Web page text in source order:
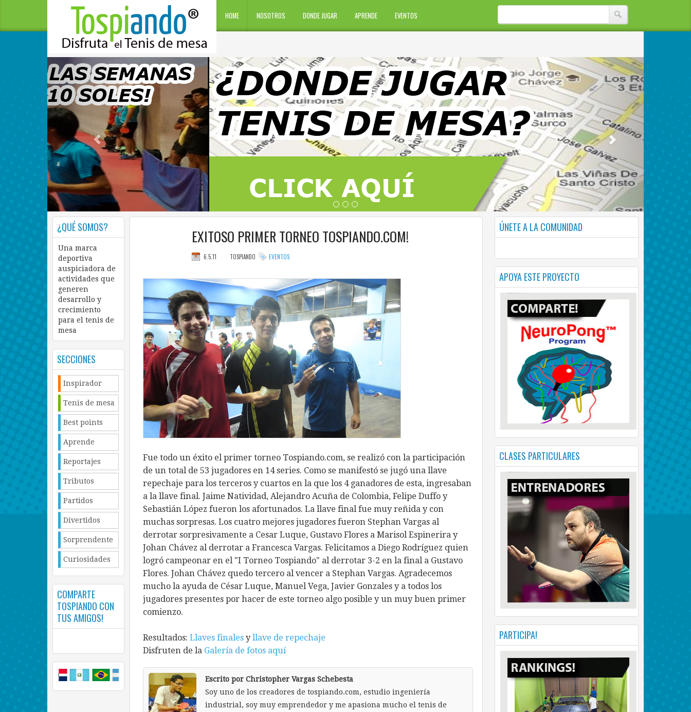
HOME NOSOTROS DONDE JUGAR APRENDE EVENTOS
¿QUÉ SOMOS?
Una marca
deportiva
auspiciadora de
actividades que
generen
desarrollo y
crecimiento
para el tenis de
mesa
SECCIONES
Inspirador
Tenis de mesa
Best points
Aprende
Reportajes
Tributos
Partidos
Divertidos
Sorprendente
Curiosidades
COMPARTE
TOSPIANDO CON
TUS AMIGOS!
EXITOSO PRIMER TORNEO TOSPIANDO.COM!
6.5.11 TOSPIANDO EVENTOS
Fue todo un éxito el primer torneo Tospiando.com, se realizó con la participación
de un total de 53 jugadores en 14 series. Como se manifestó se jugó una llave
repechaje para los terceros y cuartos en la que los 4 ganadores de esta, ingresaban
a la llave final. Jaime Natividad, Alejandro Acuña de Colombia, Felipe Duffo y
Sebastián López fueron los afortunados. La llave final fue muy reñida y con
muchas sorpresas. Los cuatro mejores jugadores fueron Stephan Vargas al
derrotar sorpresivamente a Cesar Luque, Gustavo Flores a Marisol Espinerira y
Johan Chávez al derrotar a Francesca Vargas. Felicitamos a Diego Rodríguez quien
logró campeonar en el "I Torneo Tospiando" al derrotar 3-2 en la final a Gustavo
Flores. Johan Chávez quedo tercero al vencer a Stephan Vargas. Agradecemos
mucho la ayuda de César Luque, Manuel Vega, Javier Gonzales y a todos los
jugadores presentes por hacer de este torneo algo posible y un muy buen primer
comienzo.
Resultados: Llaves finales yllave de repechaje
Disfruten de la Galería de fotos aquí
Escrito por Christopher Vargas Schebesta
Soy uno de los creadores de tospiando.com, estudio ingeniería
industrial, soy muy emprendedor y me apasiona mucho el tenis de
ÚNETE A LA COMUNIDAD
APOYA ESTE PROYECTO
CLASES PARTICULARES
PARTICIPA!